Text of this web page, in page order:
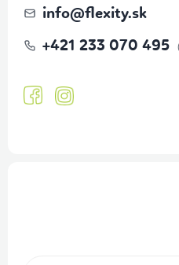
info@flexity.sk
+421 233 070 495